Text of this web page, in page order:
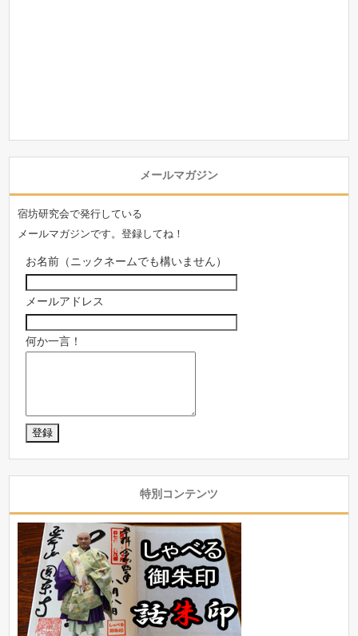
メールマガジン
宿坊研究会で発行している
メールマガジンです。登録してね！
お名前（ニックネームでも構いません）
メールアドレス
何か一言！
特別コンテンツ